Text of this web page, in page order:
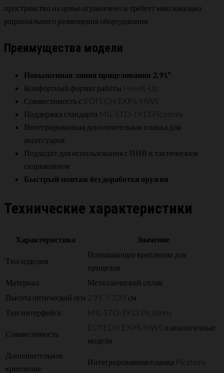
пространство на цевье ограничено и требует максимально
рационального размещения оборудования.
Преимущества модели
Повышенная линия прицеливания 2,91”
Комфортный формат работы Heads-Up
Совместимость с EOTECH EXPS/HWS
Поддержка стандарта MIL-STD-1913 Picatinny
Интегрированная дополнительная планка для
аксессуаров
Подходит для использования с ПНВ и тактическим
снаряжением
Быстрый монтаж без доработки оружия
Технические характеристики
Характеристика Значение
Тип изделия
Повышающее крепление для
прицелов
Материал
Металлический сплав
Высота оптической оси 2,91” / 7,39 см
Тип интерфейса
MIL-STD-1913 Picatinny
Совместимость
EOTECH EXPS/HWS и аналогичные
модели
Дополнительное
крепление
Интегрированная планка Picatinny